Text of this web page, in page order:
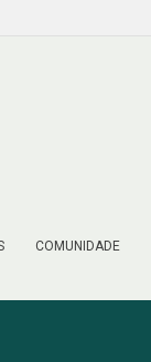
COMUNIDADE